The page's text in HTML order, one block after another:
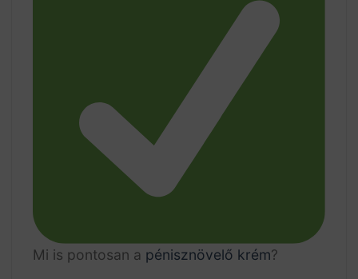
Mi is pontosan a pénisznövelő krém?